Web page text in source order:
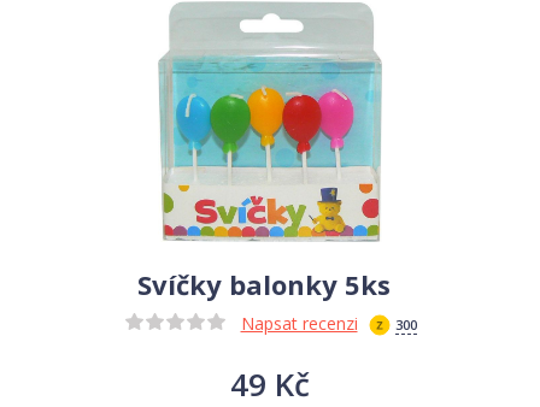
Svíčky balonky 5ks
Napsat recenzi 300
49 Kč